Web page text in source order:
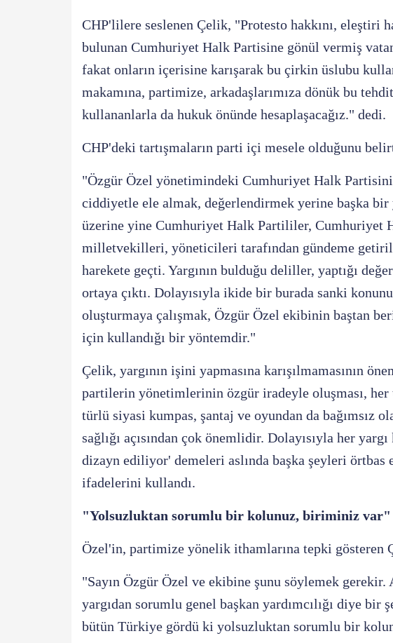
CHP'lilere seslenen Çelik, "Protesto hakkını, eleştiri
bulunan Cumhuriyet Halk Partisine gönül vermiş
fakat onların içerisine karışarak bu çirkin üslubu
makamına, partimize, arkadaşlarımıza dönük bu
kullananlarla da hukuk önünde hesaplaşacağız." dedi.
CHP'deki tartışmaların parti içi mesele olduğunu
"Özgür Özel yönetimindeki Cumhuriyet Halk
ciddiyetle ele almak, değerlendirmek yerine başka
üzerine yine Cumhuriyet Halk Partililer, Cumhuriyet
milletvekilleri, yöneticileri tarafından gündeme
harekete geçti. Yargının bulduğu deliller, yaptığı
ortaya çıktı. Dolayısıyla ikide bir burada sanki
oluşturmaya çalışmak, Özgür Özel ekibinin baştan
için kullandığı bir yöntemdir."
Çelik, yargının işini yapmasına karışılmamasının
partilerin yönetimlerinin özgür iradeyle oluşması, her
türlü siyasi kumpas, şantaj ve oyundan da bağımsız
sağlığı açısından çok önemlidir. Dolayısıyla her
dizayn ediliyor' demeleri aslında başka şeyleri örtbas
ifadelerini kullandı.
"Yolsuzluktan sorumlu bir kolunuz, biriminiz var"
Özel'in, partimize yönelik ithamlarına tepki gösteren
"Sayın Özgür Özel ve ekibine şunu söylemek
yargıdan sorumlu genel başkan yardımcılığı diye
bütün Türkiye gördü ki yolsuzluktan sorumlu bir